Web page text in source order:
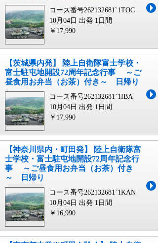
コース番号262132681`1TOC
10月04日 出発 1日間
￥17,990
【茨城県内発】 陸上自衛隊富士学校・
富士駐屯地開設72周年記念行事 ～ご
昼食用お弁当（お茶）付き～ 日帰り
コース番号262132681`1IBA
10月04日 出発 1日間
￥17,990
【神奈川県内・町田発】 陸上自衛隊富
士学校・富士駐屯地開設72周年記念行
事 ～ご昼食用お弁当（お茶）付き
～ 日帰り
コース番号262132681`1KAN
10月04日 出発 1日間
￥16,990